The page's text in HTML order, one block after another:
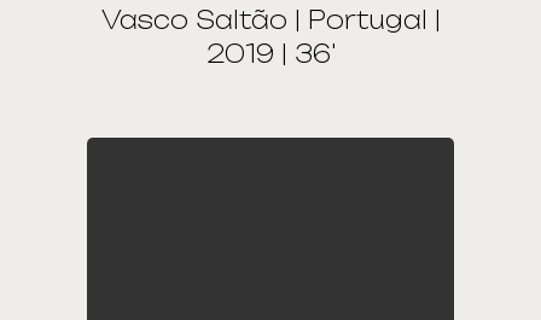
Vasco Saltão | Portugal |
2019 | 36'